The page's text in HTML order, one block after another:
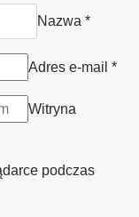
Nazwa *
Adres e-mail *
Witryna
podczas